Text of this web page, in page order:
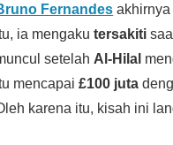
Fernandes
ia mengakutersakiti
setelah Al-Hilal
mencapai£100 juta
karena itu, kisah ini